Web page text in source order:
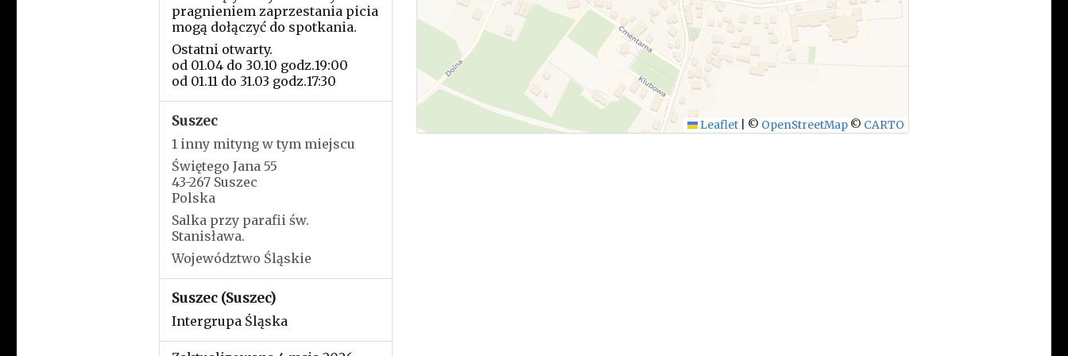
pragnieniem zaprzestania picia
mogą dołączyć do spotkania.
Ostatni otwarty.
od 01.04 do 30.10 godz.19:00
od 01.11 do 31.03 godz.17:30
Suszec
1 inny mityng w tym miejscu
Świętego Jana 55
43-267 Suszec
Polska
Salka przy parafii św.
Stanisława.
Województwo Śląskie
Suszec (Suszec)
Intergrupa Śląska
Leaflet © OpenStreetMap © CARTO